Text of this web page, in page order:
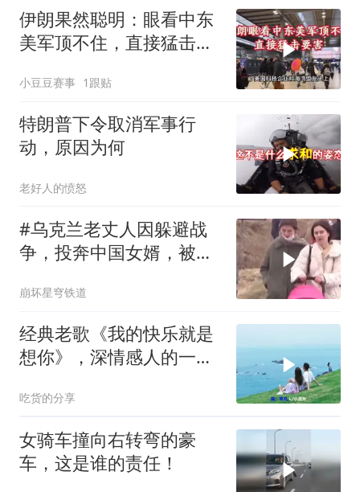
伊朗果然聪明：眼看中东
美军顶不住，直接猛击要
小豆豆赛事 1跟贴
特朗普下令取消军事行
动，原因为何
老好人的愤怒
#乌克兰老丈人因躲避战
争，投奔中国女婿，被眼
崩坏星穹铁道
经典老歌《我的快乐就是
想你》，深情感人的一首
吃货的分享
女骑车撞向右转弯的豪
车，这是谁的责任！